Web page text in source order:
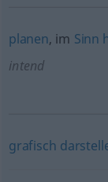
planen, im Sinn
intend
grafisch